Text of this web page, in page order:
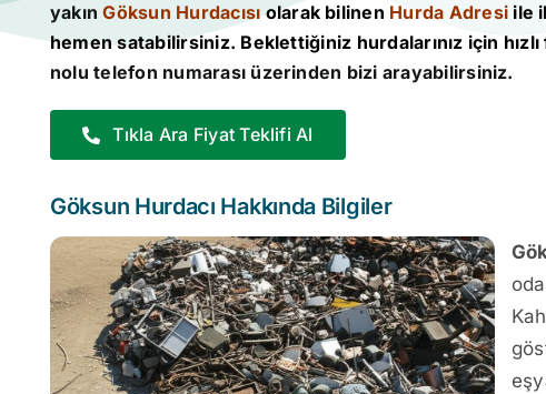
yakınGöksun Hurdacısı olarak bilinen Hurda Adresi ile
hemen satabilirsiniz. Beklettiğiniz hurdalarınız için
nolu telefon numarası üzerinden bizi arayabilirsiniz.
Tıkla Ara Fiyat Teklifi Al
Göksun Hurdacı Hakkında Bilgiler